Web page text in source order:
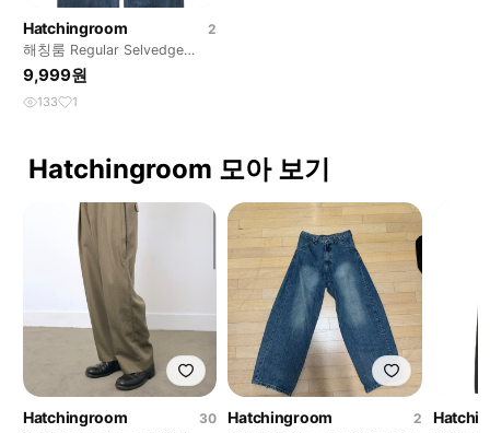
Hatchingroom
2
해칭룸 Regular Selvedge
Jeans Dusty Blue 2
9,999원
133 1
Hatchingroom 모아 보기
Hatchingroom
30
Hatchingroom
2